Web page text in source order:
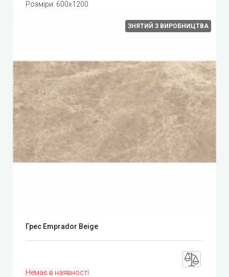
Розміри: 600x1200
ЗНЯТИЙ З ВИРОБНИЦТВА
Грес Emprador Beige
Немає в наявності